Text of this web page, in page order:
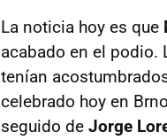
La noticia hoy es que
acabado en el podio.
tenían
celebrado hoy en
seguido de Jorge